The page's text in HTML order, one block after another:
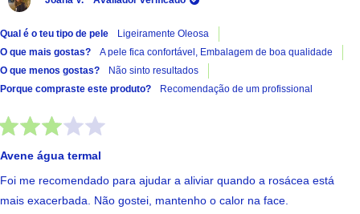
Qual é o teu tipo de pele
Ligeiramente Oleosa
O que mais gostas?
A pele fica confortável, Embalagem de boa qualidade
O que menos gostas?
Não sinto resultados
Porque compraste este produto?
Recomendação de um profissional
Avene água termal
Foi me recomendado para ajudar a aliviar quando a rosácea está
mais exacerbada. Não gostei, mantenho o calor na face.